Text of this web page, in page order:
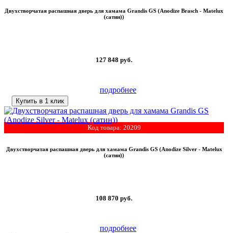
Двухстворчатая распашная дверь для хамама Grandis GS (Anodize Brasch - Matelux
(сатин))
127 848 руб.
подробнее
Купить в 1 клик
Код товара: 20209
Двухстворчатая распашная дверь для хамама Grandis GS (Anodize Silver - Matelux
(сатин))
108 870 руб.
подробнее